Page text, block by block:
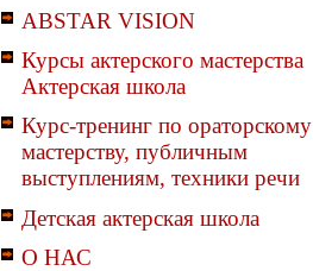
ABSTAR VISION
Курсы актерского мастерства
Актерская школа
Курс-тренинг по ораторскому
мастерству, публичным
выступлениям, техники речи
Детская актерская школа
О НАС